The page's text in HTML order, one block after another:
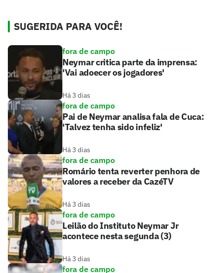
SUGERIDA PARA VOCÊ!
fora de campo
Neymar critica parte da imprensa:
'Vai adoecer os jogadores'
Há 3 dias
fora de campo
Pai de Neymar analisa fala de Cuca:
'Talvez tenha sido infeliz'
Há 3 dias
fora de campo
Romário tenta reverter penhora de
valores a receber da CazéTV
Há 3 dias
fora de campo
Leilão do Instituto Neymar Jr
acontece nesta segunda (3)
Há 3 dias
fora de campo